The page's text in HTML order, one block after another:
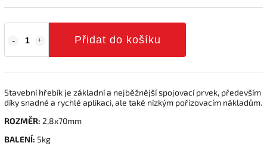
Přidat do košíku
Stavební hřebík je základní a nejběžnější spojovací prvek, především
díky snadné a rychlé aplikaci, ale také nízkým pořizovacím nákladům.
ROZMĚR: 2,8x70mm
BALENÍ: 5kg